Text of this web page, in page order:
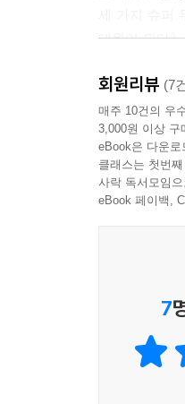
는 이미 낙하
수 있어서 영
--- p.90
대원이 되다
먼저, 지도에
텍사스에서는
찾는다. 이를
사라져가기
지구환경구
무엇일까?
숨겨진 게으
《지구환경
(지구온난화
회원리뷰 (7
매주 10건의 우
3,000원 이상 구
eBook은 다운
클래스는 첫번
사락 독서모임
eBook 페이백,
7